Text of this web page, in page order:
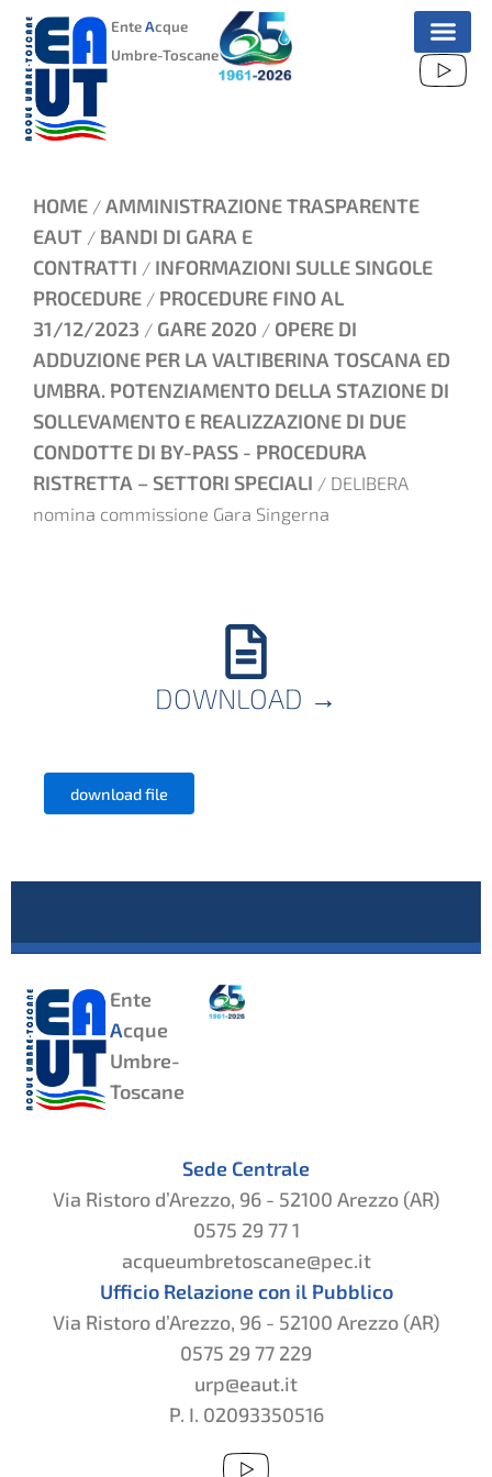
VAI
CONTENUTO
EnteAcque
Umbre-Toscane
HOME / AMMINISTRAZIONE TRASPARENTE
EAUT / BANDI DI GARA E
CONTRATTI / INFORMAZIONI SULLE SINGOLE
PROCEDURE / PROCEDURE FINO AL
31/12/2023 / GARE 2020 / OPERE DI
ADDUZIONE PER LA VALTIBERINA TOSCANA ED
UMBRA. POTENZIAMENTO DELLA STAZIONE DI
SOLLEVAMENTO E REALIZZAZIONE DI DUE
CONDOTTE DI BY-PASS - PROCEDURA
RISTRETTA – SETTORI SPECIALI / DELIBERA
nomina commissione Gara Singerna
DOWNLOAD →
download file
Ente
Acque
Umbre-
Toscane
Sede Centrale
Via Ristoro d’Arezzo, 96 - 52100 Arezzo (AR)
0575 29 77 1
acqueumbretoscane@pec.it
Ufficio Relazione con il Pubblico
Via Ristoro d’Arezzo, 96 - 52100 Arezzo (AR)
0575 29 77 229
urp@eaut.it
P. I. 02093350516